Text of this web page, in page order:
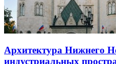
Архитектура Нижнего
индустриальных